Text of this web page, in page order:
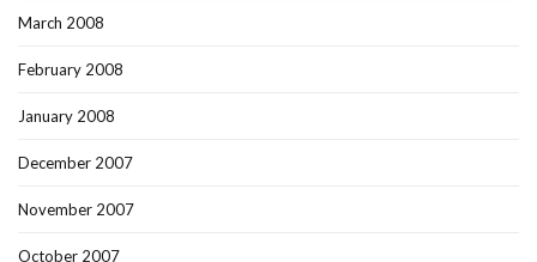
March 2008
February 2008
January 2008
December 2007
November 2007
October 2007